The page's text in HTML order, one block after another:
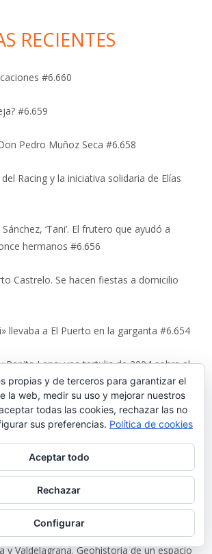
RECIENTES
#6.660
#6.659
Pedro Muñoz Seca #6.658
Racing y la iniciativa solidaria de Elías
‘Tani’. El frutero que ayudó a
hermanos #6.656
Castrelo. Se hacen fiestas a domicilio
llevaba a El Puerto en la garganta #6.654
Pepita Lena: una tertulia de 2004 sobre el
El Puerto estaba perdiendo #6.653
Puerto se vistió la americana #6.652
de una enseñanza basada en el miedo
de los espigones de Poniente y Levante
y Valdelagrana. Geohistoria de un espacio
propias y de terceros para garantizar el
la web, medir su uso y mejorar nuestros
todas las cookies, rechazar las no
sus preferencias. Política de cookies
Aceptar todo
Rechazar
Configurar